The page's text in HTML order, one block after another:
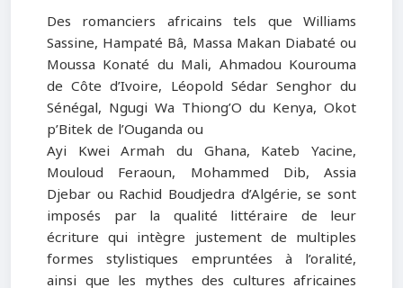
Des romanciers africains tels que Williams
Sassine, Hampaté Bâ, Massa Makan Diabaté ou
Moussa Konaté du Mali, Ahmadou Kourouma
de Côte d’Ivoire, Léopold Sédar Senghor du
Sénégal, Ngugi Wa Thiong’O du Kenya, Okot
p’Bitek de l’Ouganda ou
Ayi Kwei Armah du Ghana, Kateb Yacine,
Mouloud Feraoun, Mohammed Dib, Assia
Djebar ou Rachid Boudjedra d’Algérie, se sont
imposés par la qualité littéraire de leur
écriture qui intègre justement de multiples
formes stylistiques empruntées à l’oralité,
ainsi que les mythes des cultures africaines